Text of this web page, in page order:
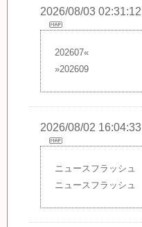
2026/08/03 02:31:12
202607«
»202609
2026/08/02 16:04:33
ニュースフラッシュ
ニュースフラッシュ